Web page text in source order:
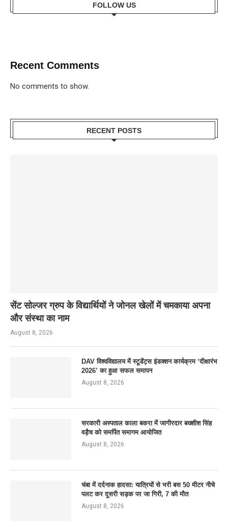
FOLLOW US
Recent Comments
No comments to show.
RECENT POSTS
सेंट सोल्जर ग्रुप के विद्यार्थियों ने जोनल खेलों में चमकाया अपना
और संस्था का नाम
August 8, 2026
DAV विश्वविद्यालय में स्टूडेंट्स इंडक्शन कार्यक्रम ‘दीक्षारंभ
2026’ का हुआ सफल समापन
August 8, 2026
सरकारी अस्पताल काला बकरा में जागीरदार बख्शीश सिंह
वड़ैच को समर्पित समागम आयोजित
August 8, 2026
चंबा में दर्दनाक हादसा: यात्रियों से भरी बस 50 मीटर नीचे
पलट कर दूसरी सड़क पर जा गिरी, 7 की मौत
August 8, 2026